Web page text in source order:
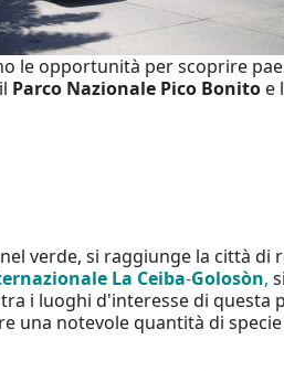
le opportunità per scoprire
Parco Nazionale Pico Bonito e
verde, si raggiunge la città di
La Ceiba-Golosòn,
i luoghi d'interesse di questa
una notevole quantità di specie